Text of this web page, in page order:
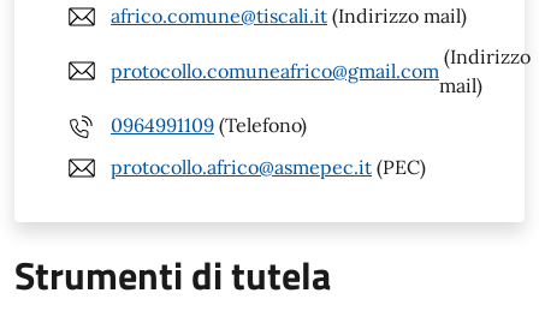
africo.comune@tiscali.it (Indirizzo mail)
protocollo.comuneafrico@gmail.com
(Indirizzo
mail)
0964991109 (Telefono)
protocollo.africo@asmepec.it (PEC)
Strumenti di tutela